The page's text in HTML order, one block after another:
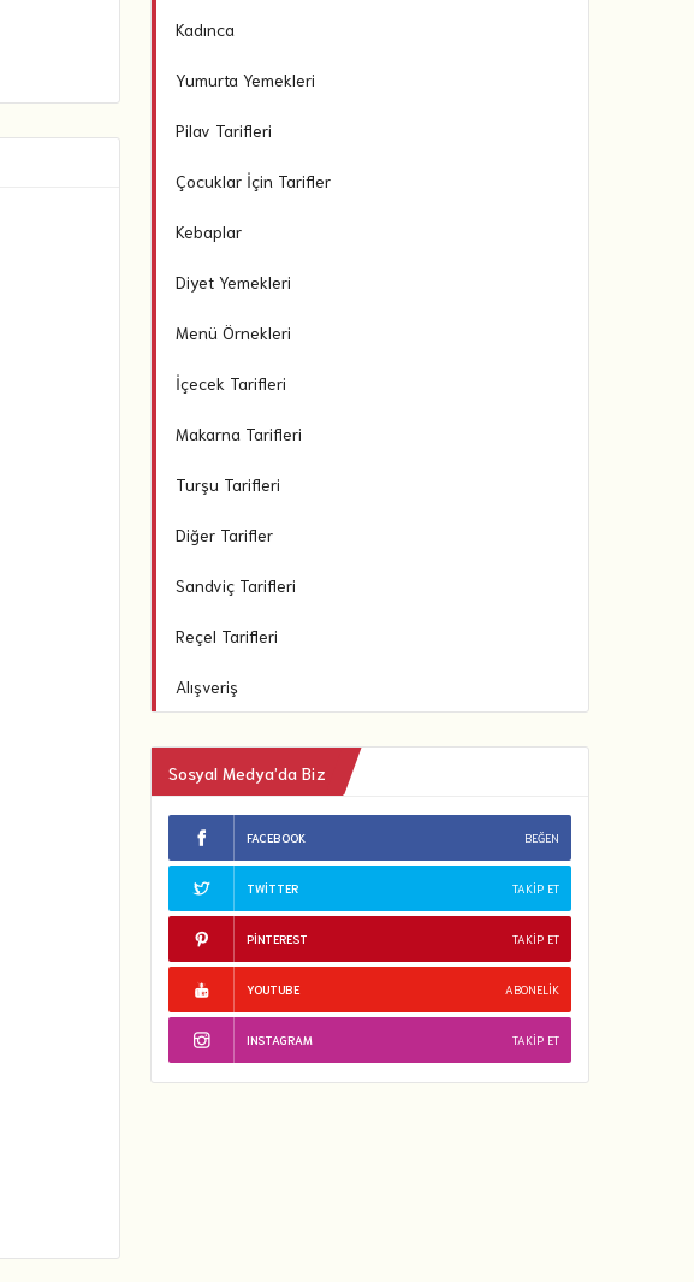
Kadınca
Yumurta Yemekleri
Pilav Tarifleri
Çocuklar İçin Tarifler
Kebaplar
Diyet Yemekleri
Menü Örnekleri
İçecek Tarifleri
Makarna Tarifleri
Turşu Tarifleri
Diğer Tarifler
Sandviç Tarifleri
Reçel Tarifleri
Alışveriş
Sosyal Medya’da Biz
FACEBOOK BEĞEN
TWITTER TAKIP ET
PINTEREST TAKIP ET
YOUTUBE ABONELIK
INSTAGRAM TAKIP ET